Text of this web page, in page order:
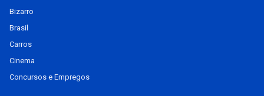
Bizarro
Brasil
Carros
Cinema
Concursos e Empregos